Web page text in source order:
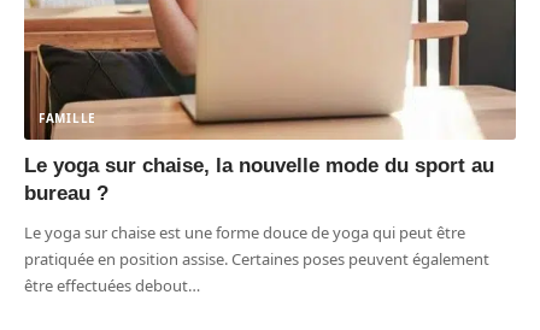
FAMILLE
Le yoga sur chaise, la nouvelle mode du sport au
bureau ?
Le yoga sur chaise est une forme douce de yoga qui peut être
pratiquée en position assise. Certaines poses peuvent également
être effectuées debout…